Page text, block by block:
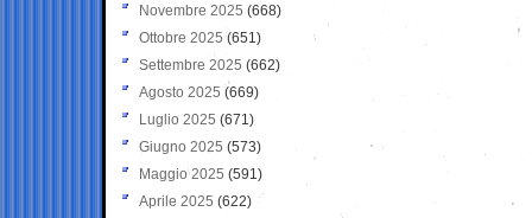
Novembre 2025 (668)
Ottobre 2025 (651)
Settembre 2025 (662)
Agosto 2025 (669)
Luglio 2025 (671)
Giugno 2025 (573)
Maggio 2025 (591)
Aprile 2025 (622)